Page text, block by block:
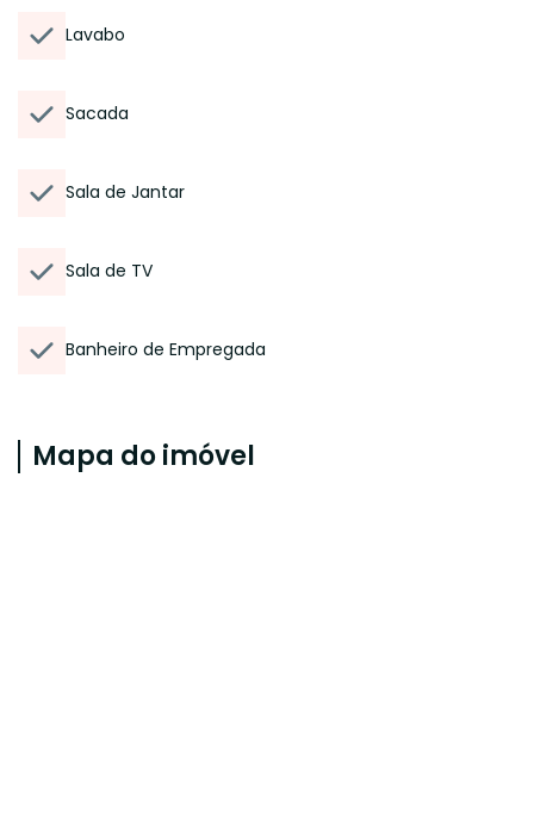
Lavabo
Sacada
Sala de Jantar
Sala de TV
Banheiro de Empregada
Mapa do imóvel